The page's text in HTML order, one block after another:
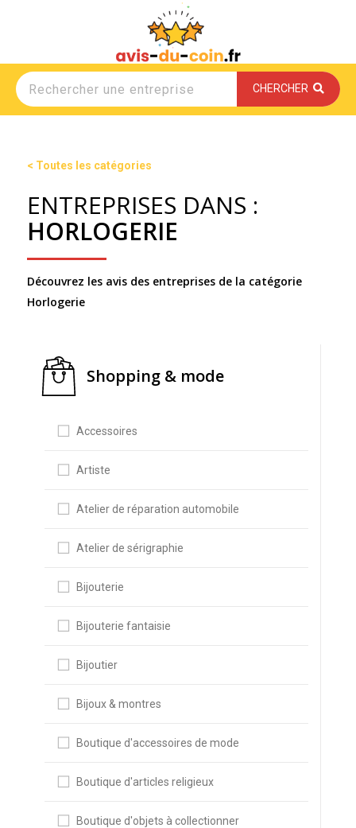
CHERCHER
< Toutes les catégories
ENTREPRISES DANS :
HORLOGERIE
Découvrez les avis des entreprises de la catégorie
Horlogerie
Shopping & mode
Accessoires
Artiste
Atelier de réparation automobile
Atelier de sérigraphie
Bijouterie
Bijouterie fantaisie
Bijoutier
Bijoux & montres
Boutique d'accessoires de mode
Boutique d'articles religieux
Boutique d'objets à collectionner